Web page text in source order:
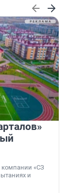
компании «СЗ
и